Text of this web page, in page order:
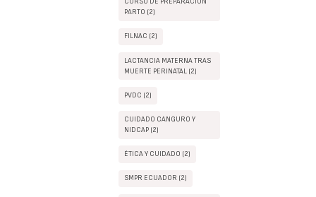
PARTO (2)
FILNAC (2)
LACTANCIA MATERNA TRAS
MUERTE PERINATAL (2)
PVDC (2)
CUIDADO CANGURO Y
NIDCAP (2)
ÉTICA Y CUIDADO (2)
SMPR ECUADOR (2)